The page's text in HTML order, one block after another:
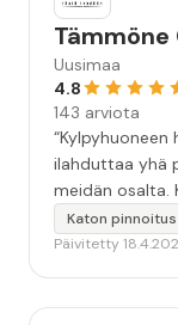
Tämmöne
Uusimaa
4.8
143 arviota
ilahduttaa yhä
meidän osalta.
työstä, sekä
Katon pinnoitus
Päivitetty